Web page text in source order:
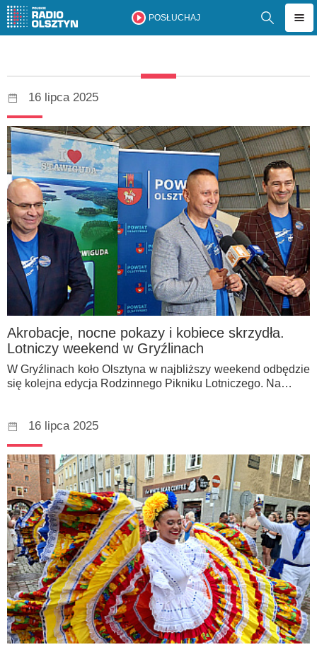
POSŁUCHAJ
16 lipca 2025
Akrobacje, nocne pokazy i kobiece skrzydła.
Lotniczy weekend w Gryźlinach
W Gryźlinach koło Olsztyna w najbliższy weekend odbędzie
się kolejna edycja Rodzinnego Pikniku Lotniczego. Na…
16 lipca 2025